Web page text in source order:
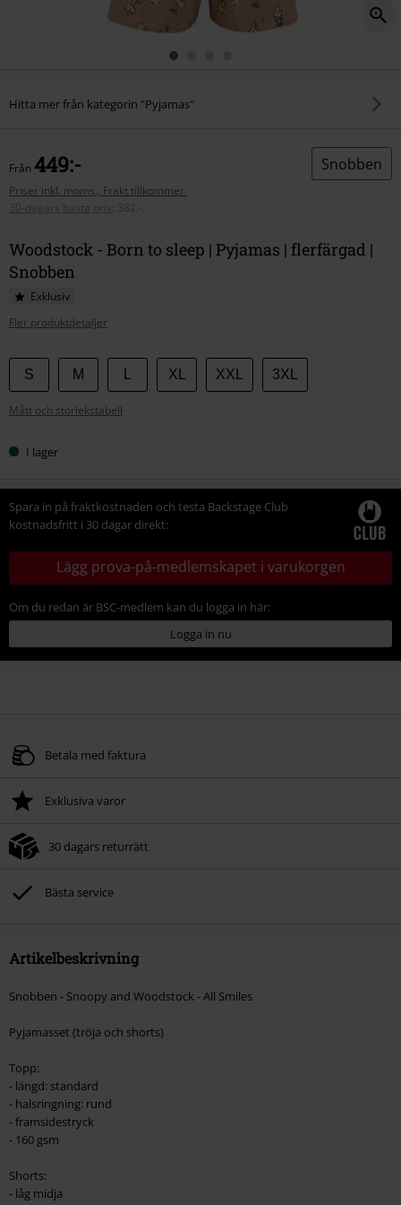
Hitta mer från kategorin "Pyjamas"
Från 449:-
Priser inkl. moms., Frakt tillkommer.
30-dagars bästa pris
382:-
Snobben
Woodstock - Born to sleep | Pyjamas | flerfärgad |
Snobben
Exklusiv
Fler produktdetaljer
Välj
din
storlek
S M XL XXL 3XL
Mått och storlekstabell
I lager
Spara in på fraktkostnaden och testa Backstage Club
kostnadsfritt i 30 dagar direkt:
Lägg prova-på-medlemskapet i varukorgen
Om du redan är BSC-medlem kan du logga in här:
Logga in nu
Betala med faktura
Exklusiva varor
30 dagars returrätt
Bästa service
Artikelbeskrivning
Snobben - Snoopy and Woodstock - All Smiles
Pyjamasset (tröja och shorts)
Topp:
- längd: standard
- halsringning: rund
- framsidestryck
- 160 gsm
Shorts:
- låg midja